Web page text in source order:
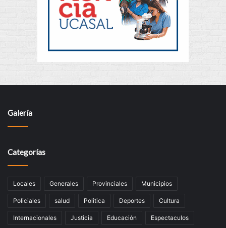
Galería
Categorías
Locales Generales Provinciales Municipios
Policiales salud Politica Deportes Cultura
Internacionales Justicia Educación Espectaculos